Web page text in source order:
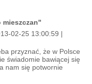
mieszczan"
02-25 13:00:59 |
przyznać, że w Polsce
świadomie bawiącej się
nam się potwornie